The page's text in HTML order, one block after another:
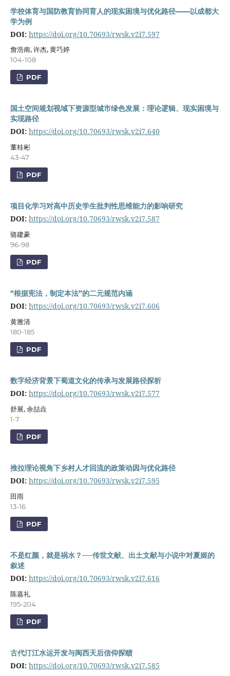
学校体育与国防教育协同育人的现实困境与优化路径——以成都大
学为例
DOI: https://doi.org/10.70693/rwsk.v2i7.597
詹浩南, 许杰, 黄巧婷
104-108
PDF
国土空间规划视域下资源型城市绿色发展：理论逻辑、现实困境与
实现路径
DOI: https://doi.org/10.70693/rwsk.v2i7.640
董桂彬
43-47
PDF
项目化学习对高中历史学生批判性思维能力的影响研究
DOI: https://doi.org/10.70693/rwsk.v2i7.587
骆建豪
96-98
PDF
“根据宪法，制定本法”的二元规范内涵
DOI: https://doi.org/10.70693/rwsk.v2i7.606
黄雅清
180-185
PDF
数字经济背景下蜀道文化的传承与发展路径探析
DOI: https://doi.org/10.70693/rwsk.v2i7.577
舒展, 余喆垚
1-7
PDF
推拉理论视角下乡村人才回流的政策动因与优化路径
DOI: https://doi.org/10.70693/rwsk.v2i7.595
田雨
13-16
PDF
不是红颜，就是祸水？──传世文献、出土文献与小说中对夏姬的
叙述
DOI: https://doi.org/10.70693/rwsk.v2i7.616
陈嘉礼
195-204
PDF
古代汀江水运开发与闽西天后信仰探赜
DOI: https://doi.org/10.70693/rwsk.v2i7.585